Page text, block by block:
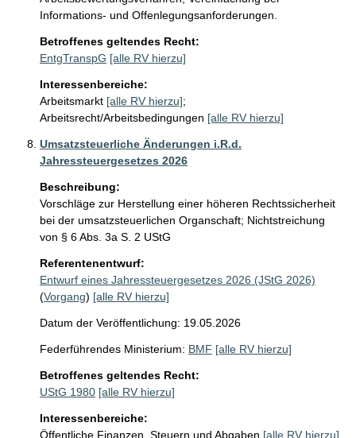
Informations- und Offenlegungsanforderungen.
Betroffenes geltendes Recht:
EntgTranspG [alle RV hierzu]
Interessenbereiche:
Arbeitsmarkt [alle RV hierzu];
Arbeitsrecht/Arbeitsbedingungen [alle RV hierzu]
Umsatzsteuerliche Änderungen i.R.d.
Jahressteuergesetzes 2026
Beschreibung:
Vorschläge zur Herstellung einer höheren Rechtssicherheit
bei der umsatzsteuerlichen Organschaft; Nichtstreichung
von § 6 Abs. 3a S. 2 UStG
Referentenentwurf:
Entwurf eines Jahressteuergesetzes 2026 (JStG 2026)
(Vorgang) [alle RV hierzu]
Datum der Veröffentlichung: 19.05.2026
Federführendes Ministerium: BMF [alle RV hierzu]
Betroffenes geltendes Recht:
UStG 1980 [alle RV hierzu]
Interessenbereiche:
Öffentliche Finanzen, Steuern und Abgaben [alle RV hierzu]